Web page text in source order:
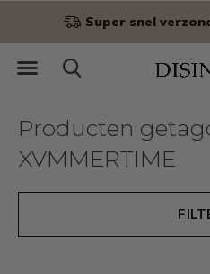
Super snel
Producten
XVMMERTIME